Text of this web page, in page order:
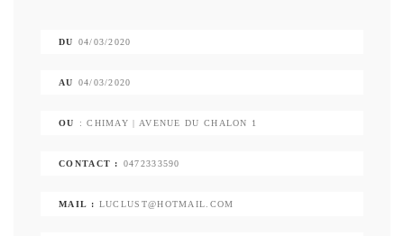
DU 04/03/2020
AU 04/03/2020
OU : CHIMAY | AVENUE DU CHALON 1
CONTACT : 0472333590
MAIL : LUCLUST@HOTMAIL.COM